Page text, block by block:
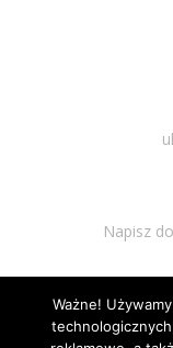
Napisz
Ważne!